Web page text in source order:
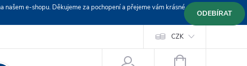
e-shopu. Děkujeme za pochopení a přejeme vám krásné
Platba GoPay +420 603 319382
CZK
NÁKUPNÍ
ODEBÍRAT